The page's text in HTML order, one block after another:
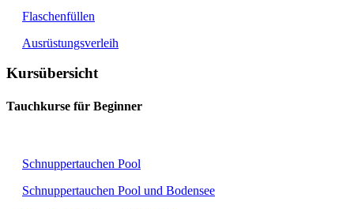
Flaschenfüllen
Ausrüstungsverleih
Kursübersicht
Tauchkurse für Beginner
Schnuppertauchen Pool
Schnuppertauchen Pool und Bodensee